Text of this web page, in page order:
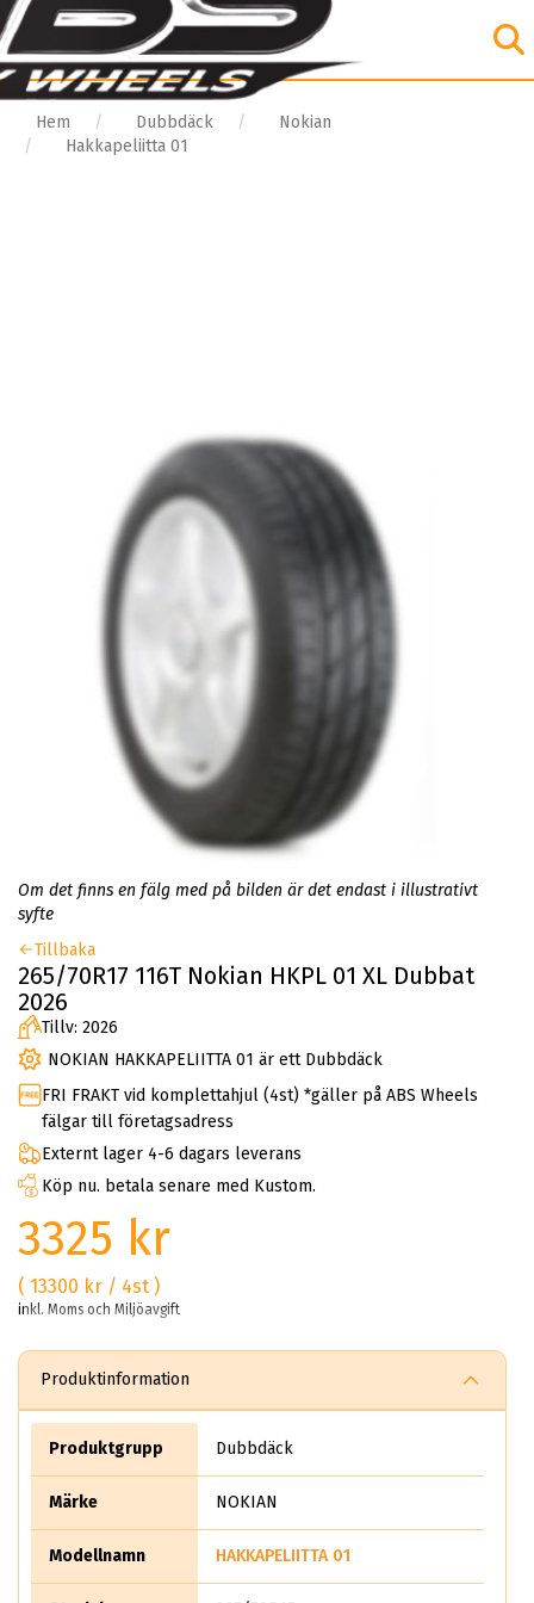
Hem Dubbdäck
Nokian
Hakkapeliitta 01
Om det finns en fälg med på bilden är det endast i illustrativt
syfte
Tillbaka
265/70R17 116T Nokian HKPL 01 XL Dubbat
2026
Tillv: 2026
NOKIAN HAKKAPELIITTA 01 är ett Dubbdäck
FRI FRAKT vid komplettahjul (4st) *gäller på ABS Wheels
fälgar till företagsadress
Externt lager 4-6 dagars leverans
Köp nu. betala senare med Kustom.
3325 kr
( 13300 kr / 4st )
inkl. Moms och Miljöavgift
Produktinformation
Produktgrupp Dubbdäck
Märke NOKIAN
Modellnamn HAKKAPELIITTA 01